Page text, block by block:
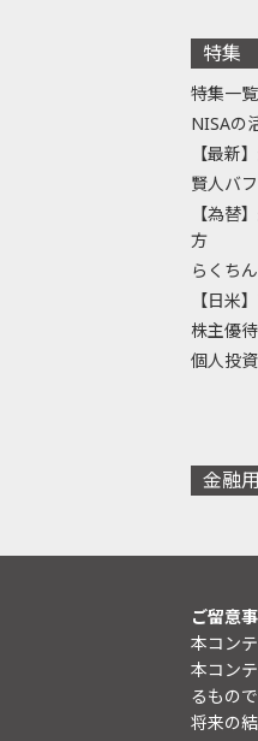
特集
特集一覧
NISAの
【最新
賢人バ
【為替
方
らくち
【日米
株主優
個人投
金融
ご留意
本コン
本コン
るもの
将来の